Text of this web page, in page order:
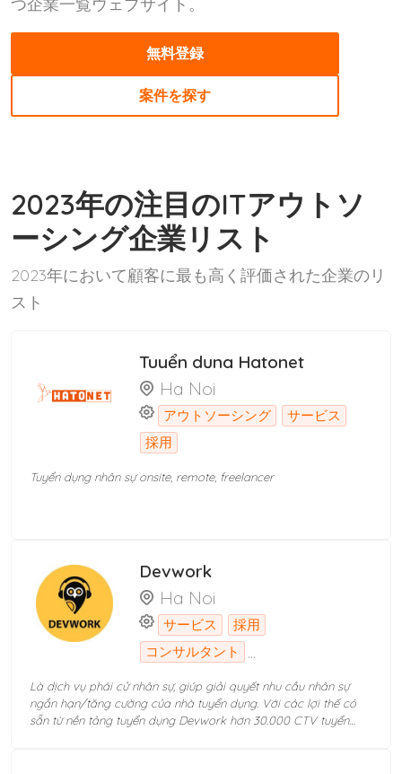
無料登録
案件を探す
2023年の注目のITアウトソ
ーシング企業リスト
2023年において顧客に最も高く評価された企業のリ
スト
Tuyển dụng Hatonet
Ha Noi
アウトソーシング
サービス
採用
Tuyển dụng nhân sự onsite, remote, freelancer
Devwork
Ha Noi
サービス
採用
コンサルタント
...
Là dịch vụ phái cử nhân sự, giúp giải quyết nhu cầu nhân sự
ngắn hạn/tăng cường của nhà tuyển dụng. Với các lợi thế có
sẵn từ nền tảng tuyển dụng Devwork hơn 30.000 CTV tuyển